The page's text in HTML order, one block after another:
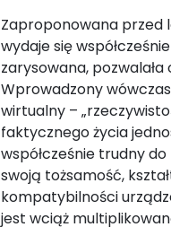
Zaproponowana przed
wydaje się
zarysowana,
Wprowadzony
wirtualny –
faktycznego życia
współcześnie trudny
swoją tożsamość,
kompatybilności
jest wciąż